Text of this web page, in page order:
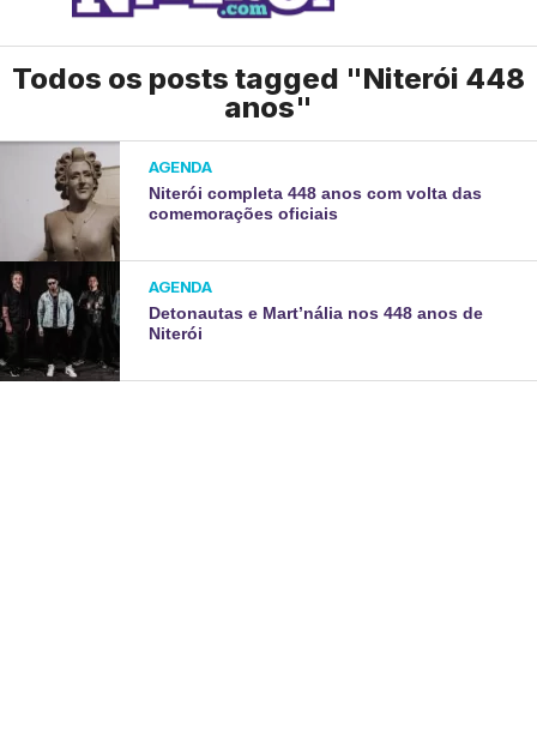
Todos os posts tagged "Niterói 448
anos"
AGENDA
Niterói completa 448 anos com volta das
comemorações oficiais
AGENDA
Detonautas e Mart’nália nos 448 anos de
Niterói